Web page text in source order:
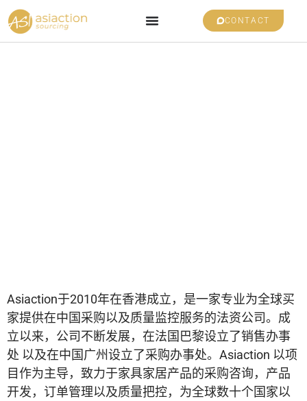
CONTACT
Asiaction于2010年在香港成立，是一家专业为全球买
家提供在中国采购以及质量监控服务的法资公司。成
立以来，公司不断发展，在法国巴黎设立了销售办事
处 以及在中国广州设立了采购办事处。Asiaction 以项
目作为主导，致力于家具家居产品的采购咨询，产品
开发，订单管理以及质量把控，为全球数十个国家以